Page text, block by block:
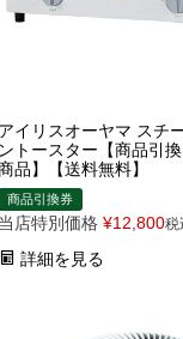
アイリスオーヤマ スチ
ントースター【商品引
品】【送料無料】
商品引換券
当店特別価格 ¥12,800税
詳細を見る